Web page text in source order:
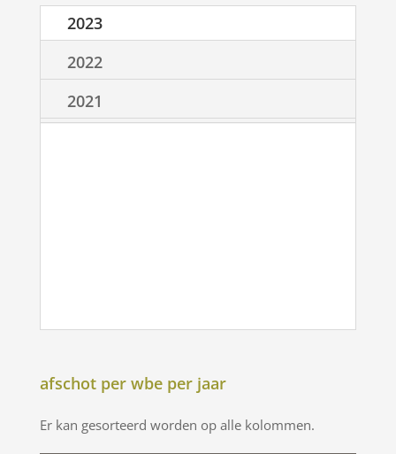
2023
2022
2021
afschot per wbe per jaar
Er kan gesorteerd worden op alle kolommen.